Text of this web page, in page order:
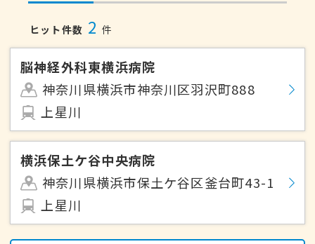
ヒット件数 2 件
脳神経外科東横浜病院
神奈川県横浜市神奈川区羽沢町888
上星川
横浜保土ケ谷中央病院
神奈川県横浜市保土ケ谷区釜台町43-1
上星川